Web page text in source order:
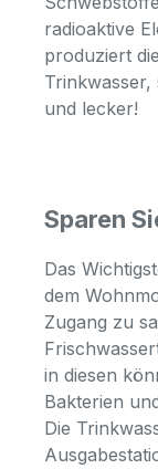
radioaktive
produziert
Trinkwasser,
und lecker!
Sparen
Das
dem
Zugang zu
in diesen
Bakterien
Die